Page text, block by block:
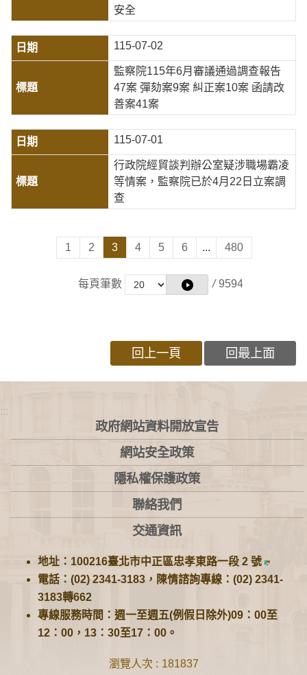
安全
115-07-02
監察院115年6月審議通過調查報告
47案 彈劾案9案 糾正案10案 函請改
善案41案
115-07-01
行政院經貿談判辦公室疑涉職場霸凌
等情案，監察院已於4月22日立案調
查
1 2 3 4 5 6 ... 480
每頁筆數 / 9594
回上一頁 回最上面
:::
政府網站資料開放宣告
網站安全政策
隱私權保護政策
聯絡我們
交通資訊
地址：100216臺北市中正區忠孝東路一段 2 號
電話：(02) 2341-3183，陳情諮詢專線：(02) 2341-
3183轉662
專線服務時間：週一至週五(例假日除外)09：00至
12：00，13：30至17：00。
瀏覽人次 181837